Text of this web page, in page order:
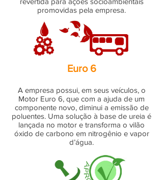
promovidas pela empresa.
Euro 6
A empresa possui, em seus veículos, o
Motor Euro 6, que com a ajuda de um
componente novo, diminui a emissão de
poluentes. Uma solução à base de ureia é
lançada no motor e transforma o vilão
óxido de carbono em nitrogênio e vapor
d’água.